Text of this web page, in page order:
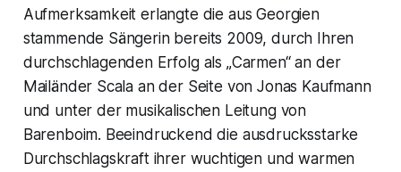
Aufmerksamkeit erlangte die aus Georgien
stammende Sängerin bereits 2009, durch Ihren
durchschlagenden Erfolg als „Carmen“ an der
Mailänder Scala an der Seite von Jonas Kaufmann
und unter der musikalischen Leitung von
Barenboim. Beeindruckend die ausdrucksstarke
Durchschlagskraft ihrer wuchtigen und warmen